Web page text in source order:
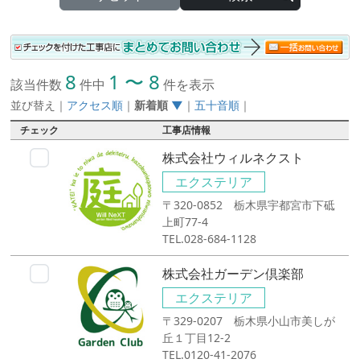
該当件数 8 件中 1 〜 8 件を表示
並び替え ｜ アクセス順 ｜ 新着順 ▼ ｜五十音順 ｜
チェック 工事店情報
株式会社ウィルネクスト
エクステリア
〒320-0852 栃木県宇都宮市下砥
上町77-4
TEL.028-684-1128
株式会社ガーデン倶楽部
エクステリア
〒329-0207 栃木県小山市美しが
丘１丁目12-2
TEL.0120-41-2076